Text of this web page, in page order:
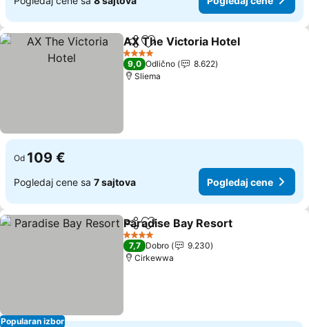
Deli Dodati u favorite
AX The Victoria Hotel
4 Zvezdice
9,0 Odlično
8.622
Sliema
Od 109 €
Pogledaj cene sa 7 sajtova Pogledaj cene
Popularan izbor
Deli Dodati u favorite
Paradise Bay Resort
4 Zvezdice
7,7 Dobro
9.230
Cirkewwa